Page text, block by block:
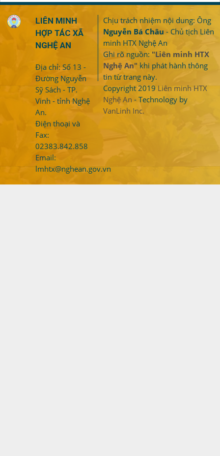
LIÊN MINH
HỢP TÁC XÃ
NGHỆ AN
Địa chỉ: Số 13 -
Đường Nguyễn
Sỹ Sách - TP.
Vinh - tỉnh Nghệ
An.
Điện thoại và
Fax:
02383.842.858
Email:
lmhtx@nghean.gov.vn
Chịu trách nhiệm nội dung: Ông
Nguyễn Bá Châu - Chủ tịch Liên
minh HTX Nghệ An
Ghi rõ nguồn: "Liên minh HTX
Nghệ An" khi phát hành thông
tin từ trang này.
Copyright 2019 Liên minh HTX
Nghệ An - Technology by
VanLinh Inc.